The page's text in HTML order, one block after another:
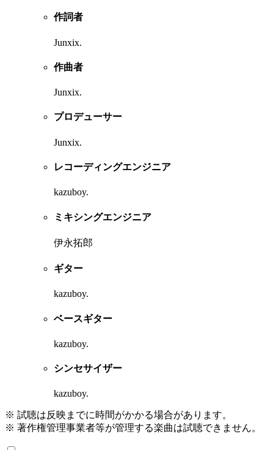
作詞者
Junxix.
作曲者
Junxix.
プロデューサー
Junxix.
レコーディングエンジニア
kazuboy.
ミキシングエンジニア
伊永拓郎
ギター
kazuboy.
ベースギター
kazuboy.
シンセサイザー
kazuboy.
※ 試聴は反映までに時間がかかる場合があります。
※ 著作権管理事業者等が管理する楽曲は試聴できません。